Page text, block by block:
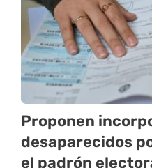
Proponen
desaparecidos
el padrón